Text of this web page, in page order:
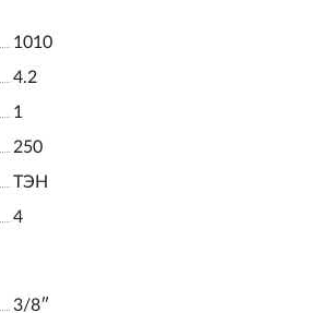
1010
4.2
1
250
ТЭН
4
3/8ʺ